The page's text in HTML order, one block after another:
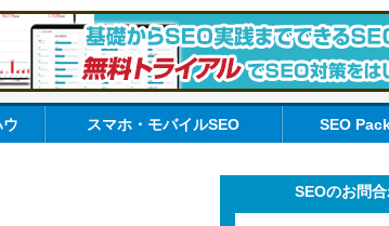
スマホ・モバイルSEO SEO
SEOのお問